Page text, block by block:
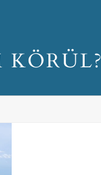
KÖRÜL?